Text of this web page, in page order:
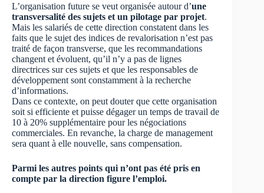
L’organisation future se veut organisée autour d’une
transversalité des sujets et un pilotage par projet.
Mais les salariés de cette direction constatent dans les
faits que le sujet des indices de revalorisation n’est pas
traité de façon transverse, que les recommandations
changent et évoluent, qu’il n’y a pas de lignes
directrices sur ces sujets et que les responsables de
développement sont constamment à la recherche
d’informations.
Dans ce contexte, on peut douter que cette organisation
soit si efficiente et puisse dégager un temps de travail de
10 à 20% supplémentaire pour les négociations
commerciales. En revanche, la charge de management
sera quant à elle nouvelle, sans compensation.
Parmi les autres points qui n’ont pas été pris en
compte par la direction figure l’emploi.